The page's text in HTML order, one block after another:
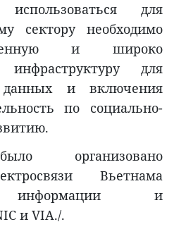
для
сектору необходимо
и широко
инфраструктуру для
и включения
по социально-
организовано
Вьетнама
информации и
и VIA./.